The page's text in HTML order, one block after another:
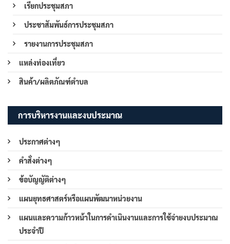
เรียกประชุมสภา
ประชาสัมพันธ์การประชุมสภา
รายงานการประชุมสภา
แหล่งท่องเที่ยว
สินค้า/ผลิตภัณฑ์ตำบล
การบริหารงานและงบประมาณ
ประกาศต่างๆ
คำสั่งต่างๆ
ข้อบัญญัติต่างๆ
แผนยุทธศาสตร์หรือแผนพัฒนาหน่วยงาน
แผนและความก้าวหน้าในการดำเนินงานและการใช้จ่ายงบประมาณ
ประจำปี